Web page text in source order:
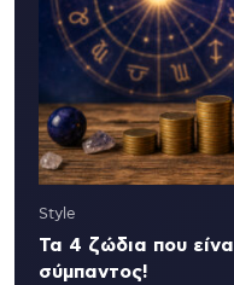
Style
Τα 4 ζώδια που
σύμπαντος!